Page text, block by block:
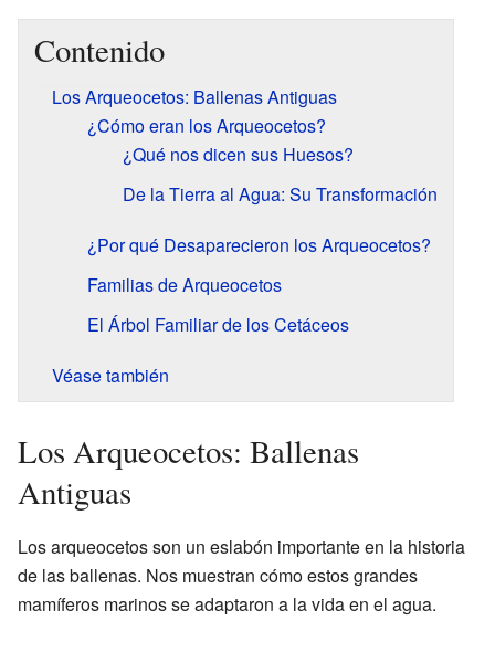
Contenido
Los Arqueocetos: Ballenas Antiguas
¿Cómo eran los Arqueocetos?
¿Qué nos dicen sus Huesos?
De la Tierra al Agua: Su Transformación
¿Por qué Desaparecieron los Arqueocetos?
Familias de Arqueocetos
El Árbol Familiar de los Cetáceos
Véase también
Los Arqueocetos: Ballenas
Antiguas
Los arqueocetos son un eslabón importante en la historia
de las ballenas. Nos muestran cómo estos grandes
mamíferos marinos se adaptaron a la vida en el agua.